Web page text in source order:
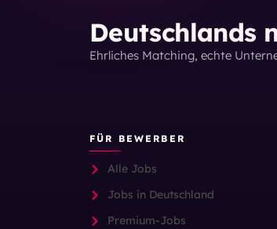
Deutschlands
Ehrliches Matching, echte
FÜR BEWERBER
Alle Jobs
Jobs in Deutschland
Premium-Jobs